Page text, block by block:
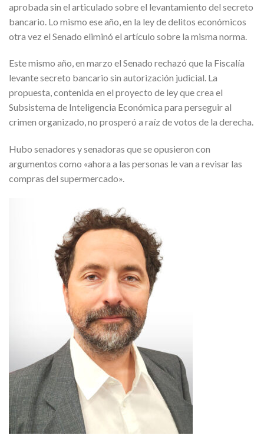
aprobada sin el articulado sobre el levantamiento del secreto
bancario. Lo mismo ese año, en la ley de delitos económicos
otra vez el Senado eliminó el artículo sobre la misma norma.
Este mismo año, en marzo el Senado rechazó que la Fiscalía
levante secreto bancario sin autorización judicial. La
propuesta, contenida en el proyecto de ley que crea el
Subsistema de Inteligencia Económica para perseguir al
crimen organizado, no prosperó a raíz de votos de la derecha.
Hubo senadores y senadoras que se opusieron con
argumentos como «ahora a las personas le van a revisar las
compras del supermercado».